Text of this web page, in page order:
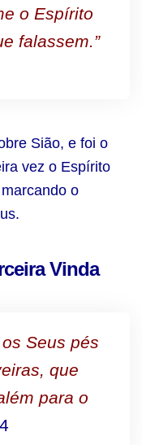
o Espírito
falassem.”
Sião, e foi o
vez o Espírito
o
Vinda
Seus pés
que
para o